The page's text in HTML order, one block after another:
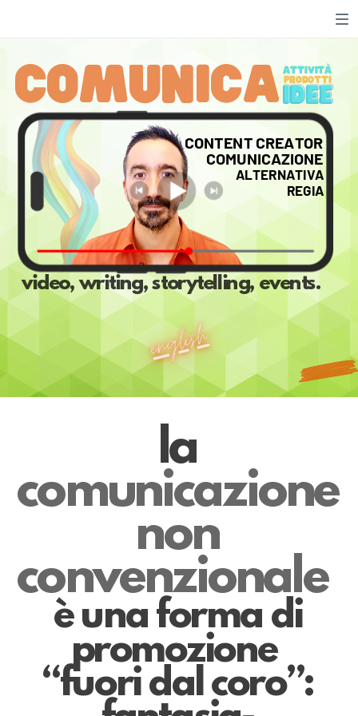
video, writing, storytelling, events.
CONTENT CREATOR
COMUNICAZIONE
ATTIVITÀ
IDEE
PRODOTTI
comunica
english
ALTERNATIVA
REGIA
la
comunicazione
non
convenzionale
è una forma di
promozione
“fuori dal coro”: